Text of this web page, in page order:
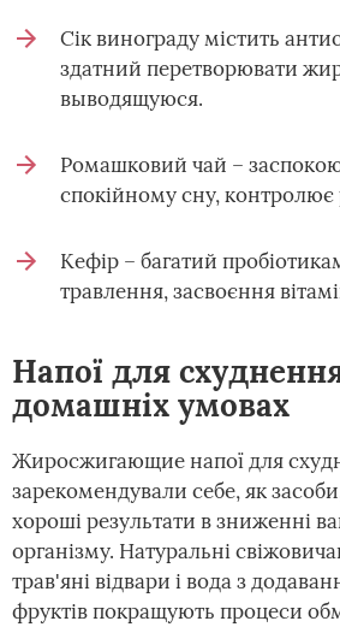
Сік винограду містить
здатний перетворювати
выводящуюся.
Ромашковий чай –
спокійному сну, контролює
Кефір – багатий
травлення, засвоєння
Напої для
домашніх умовах
Жиросжигающие напої для
зарекомендували себе, як
хороші результати в зниженні
організму. Натуральні
трав'яні відвари і вода з
фруктів покращують процеси